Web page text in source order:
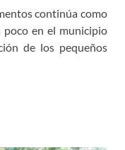
continúa como
poco en el municipio
de los pequeños